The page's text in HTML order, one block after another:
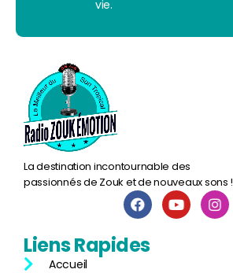
vie.
La destination incontournable des
passionnés de Zouk et de nouveaux sons !
LiensRapides
Accueil